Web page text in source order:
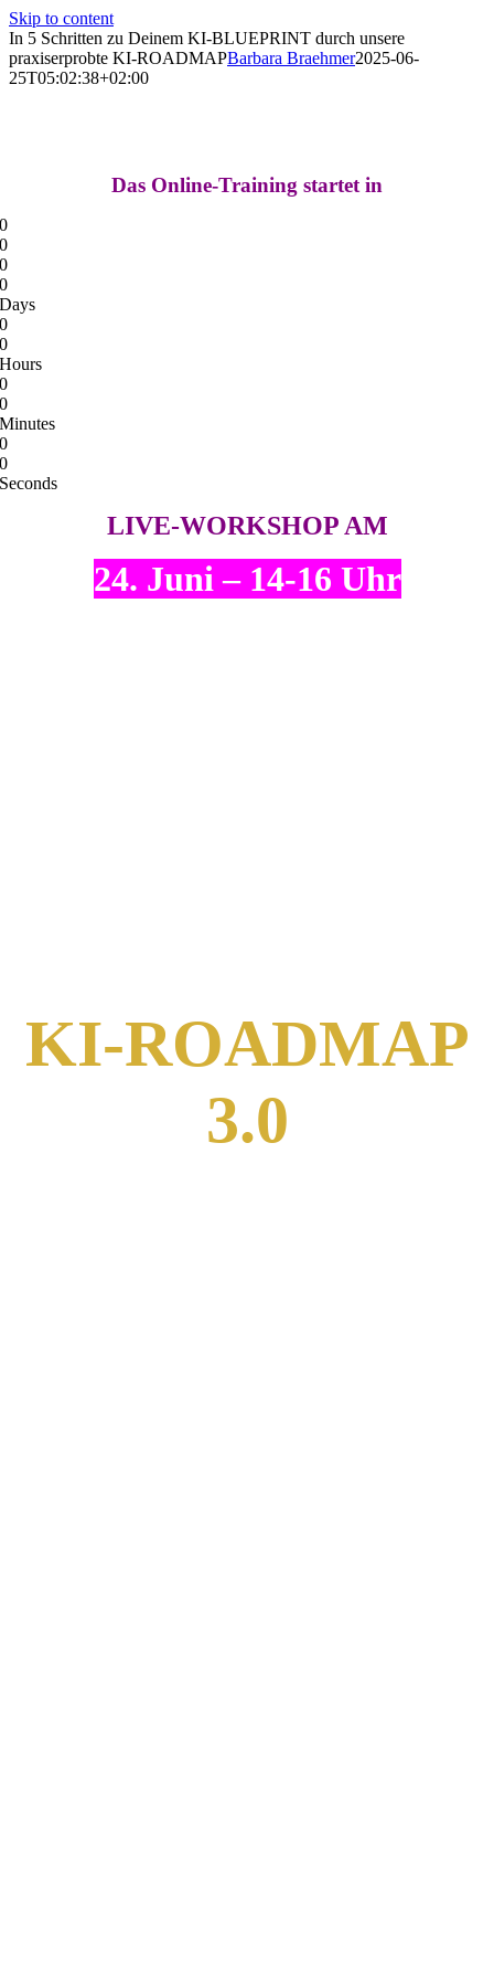
Skip to content
In 5 Schritten zu Deinem KI-BLUEPRINT durch unsere
praxiserprobte KI-ROADMAPBarbara Braehmer2025-06-
25T05:02:38+02:00
Das Online-Training startet in
0
0
0
0
Days
0
0
Hours
0
0
Minutes
0
0
Seconds
LIVE-WORKSHOP AM
24. Juni – 14-16 Uhr
KI-ROADMAP
3.0